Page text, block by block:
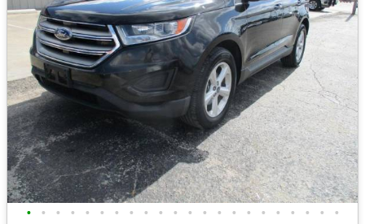
• • • • • • • • • • • • • • • • • • • • • •